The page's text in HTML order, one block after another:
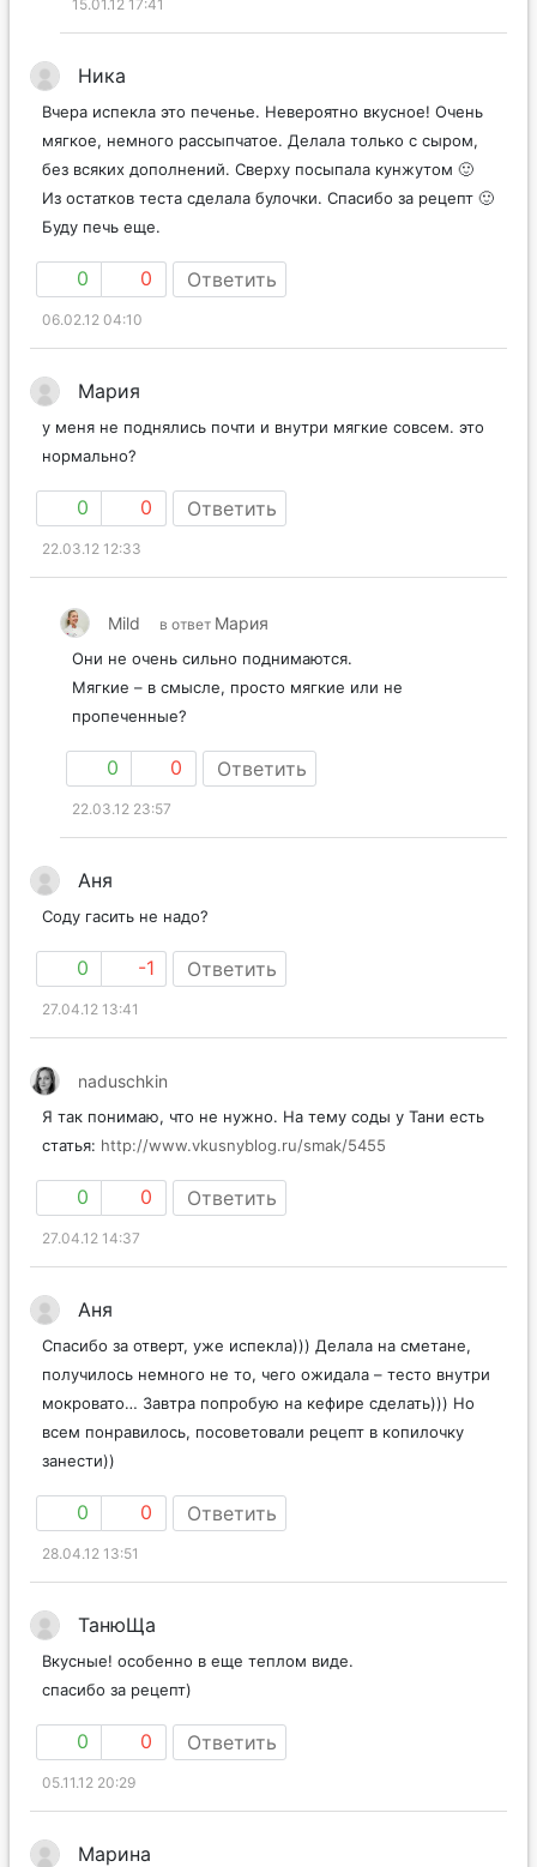
15.01.12 17:41
Ника
Вчера испекла это печенье. Невероятно вкусное! Очень
мягкое, немного рассыпчатое. Делала только с сыром,
без всяких дополнений. Сверху посыпала кунжутом 🙂
Из остатков теста сделала булочки. Спасибо за рецепт 🙂
Буду печь еще.
0 0 Ответить
06.02.12 04:10
Мария
у меня не поднялись почти и внутри мягкие совсем. это
нормально?
0 0 Ответить
22.03.12 12:33
Mild в ответ Мария
Они не очень сильно поднимаются.
Мягкие – в смысле, просто мягкие или не
пропеченные?
0 0 Ответить
22.03.12 23:57
Аня
Соду гасить не надо?
0 -1 Ответить
27.04.12 13:41
naduschkin
Я так понимаю, что не нужно. На тему соды у Тани есть
статья: http://www.vkusnyblog.ru/smak/5455
0 0 Ответить
27.04.12 14:37
Аня
Спасибо за отверт, уже испекла))) Делала на сметане,
получилось немного не то, чего ожидала – тесто внутри
мокровато… Завтра попробую на кефире сделать))) Но
всем понравилось, посоветовали рецепт в копилочку
занести))
0 0 Ответить
28.04.12 13:51
ТанюЩа
Вкусные! особенно в еще теплом виде.
спасибо за рецепт)
0 0 Ответить
05.11.12 20:29
Марина